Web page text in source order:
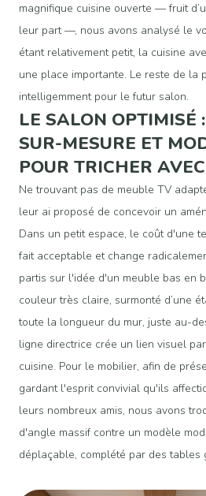
magnifique cuisine ouverte — fruit
leur part —, nous avons analysé le
étant relativement petit, la cuisine
une place importante. Le reste de la
intelligemment pour le futur salon.
LE SALON OPTIMISÉ
SUR-MESURE ET
POUR TRICHER
Ne trouvant pas de meuble TV
leur ai proposé de concevoir un
Dans un petit espace, le coût d'une
fait acceptable et change
partis sur l'idée d'un meuble bas en
couleur très claire, surmonté d’une
toute la longueur du mur, juste au-
ligne directrice crée un lien visuel
cuisine. Pour le mobilier, afin de
gardant l'esprit convivial qu'ils
leurs nombreux amis, nous avons
d'angle massif contre un modèle
déplaçable, complété par des